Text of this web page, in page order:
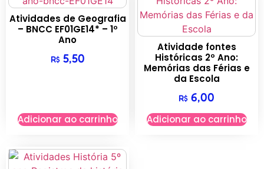
Atividades de Geografia
– BNCC EF01GE14* – 1º
Ano
R$5,50
Adicionar ao carrinho
Atividade fontes
Históricas 2º Ano:
Memórias das Férias e
da Escola
R$ 6,00
Adicionar ao carrinho